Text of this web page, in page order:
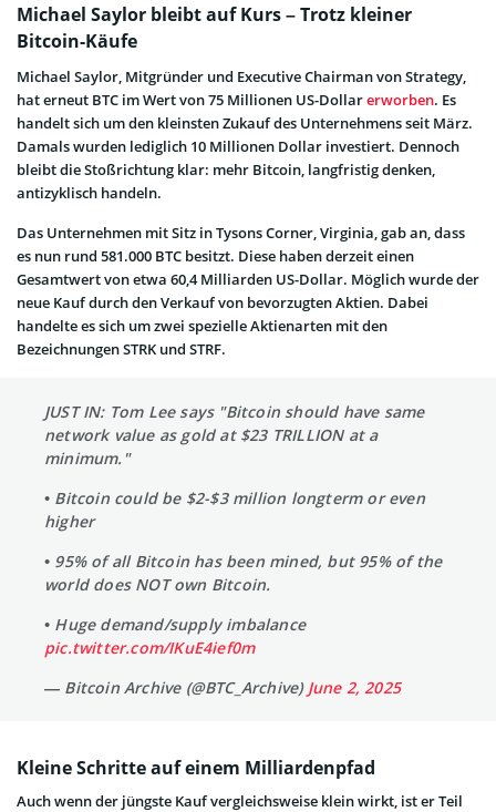
Michael Saylor bleibt auf Kurs – Trotz kleiner
Bitcoin-Käufe
Michael Saylor, Mitgründer und Executive Chairman von Strategy,
hat erneut BTC im Wert von 75 Millionen US-Dollarerworben. Es
handelt sich um den kleinsten Zukauf des Unternehmens seit März.
Damals wurden lediglich 10 Millionen Dollar investiert. Dennoch
bleibt die Stoßrichtung klar: mehr Bitcoin, langfristig denken,
antizyklisch handeln.
Das Unternehmen mit Sitz in Tysons Corner, Virginia, gab an, dass
es nun rund 581.000 BTC besitzt. Diese haben derzeit einen
Gesamtwert von etwa 60,4 Milliarden US-Dollar. Möglich wurde der
neue Kauf durch den Verkauf von bevorzugten Aktien. Dabei
handelte es sich um zwei spezielle Aktienarten mit den
Bezeichnungen STRK und STRF.
JUST IN: Tom Lee says "Bitcoin should have same
network value as gold at $23 TRILLION at a
minimum."
• Bitcoin could be $2-$3 million longterm or even
higher
• 95% of all Bitcoin has been mined, but 95% of the
world does NOT own Bitcoin.
• Huge demand/supply imbalance
pic.twitter.com/IKuE4ief0m
— Bitcoin Archive (@BTC_Archive) June 2, 2025
Kleine Schritte auf einem Milliardenpfad
Auch wenn der jüngste Kauf vergleichsweise klein wirkt, ist er Teil